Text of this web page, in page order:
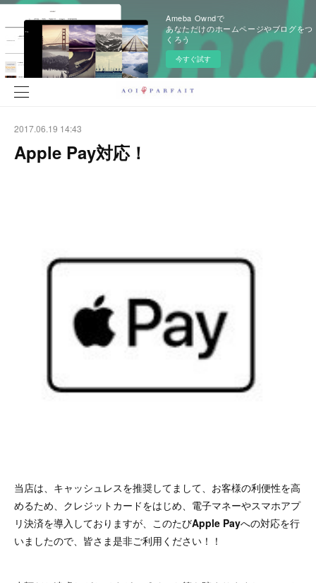
Ameba Owndで
あなただけのホームページやブログをつ
くろう
今すぐ試す
2017.06.19 14:43
Apple Pay対応！
当店は、キャッシュレスを推奨してまして、お客様の利便性を高
めるため、クレジットカードをはじめ、電子マネーやスマホアプ
リ決済を導入しておりますが、このたびApple Payへの対応を行
いましたので、皆さま是非ご利用ください！！